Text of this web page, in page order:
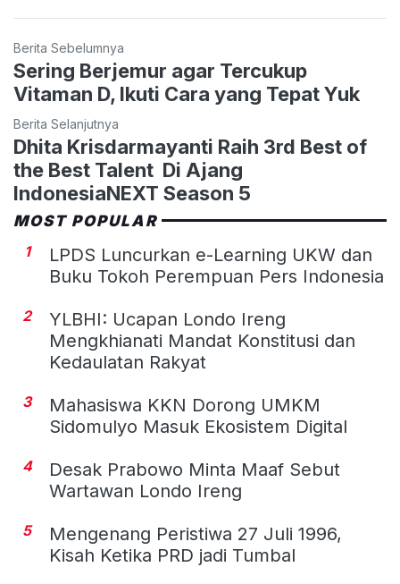
Berita Sebelumnya
Sering Berjemur agar Tercukup
Vitaman D, Ikuti Cara yang Tepat Yuk
Berita Selanjutnya
Dhita Krisdarmayanti Raih 3rd Best of
the Best Talent Di Ajang
IndonesiaNEXT Season 5
MOST POPULAR
1
LPDS Luncurkan e-Learning UKW dan
Buku Tokoh Perempuan Pers Indonesia
2
YLBHI: Ucapan Londo Ireng
Mengkhianati Mandat Konstitusi dan
Kedaulatan Rakyat
3
Mahasiswa KKN Dorong UMKM
Sidomulyo Masuk Ekosistem Digital
4
Desak Prabowo Minta Maaf Sebut
Wartawan Londo Ireng
5
Mengenang Peristiwa 27 Juli 1996,
Kisah Ketika PRD jadi Tumbal